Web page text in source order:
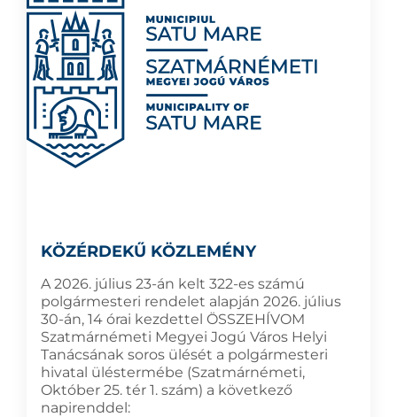
KÖZÉRDEKŰ KÖZLEMÉNY
A 2026. július 23-án kelt 322-es számú
polgármesteri rendelet alapján 2026. július
30-án, 14 órai kezdettel ÖSSZEHÍVOM
Szatmárnémeti Megyei Jogú Város Helyi
Tanácsának soros ülését a polgármesteri
hivatal üléstermébe (Szatmárnémeti,
Október 25. tér 1. szám) a következő
napirenddel: